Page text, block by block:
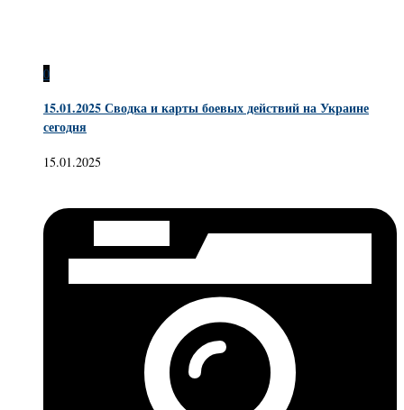
0
15.01.2025 Сводка и карты боевых действий на Украине
сегодня
15.01.2025